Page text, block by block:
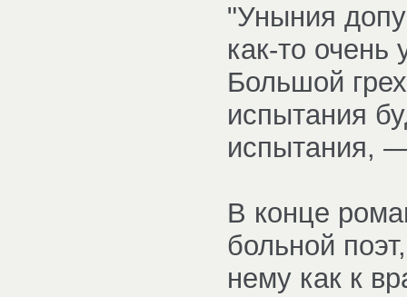
"Уныния
как-то
Большой
испытания
испытания,
В конце
больной
нему как к